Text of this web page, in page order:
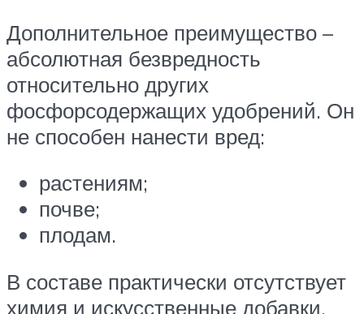
Дополнительное преимущество –
абсолютная безвредность
относительно других
фосфорсодержащих удобрений. Он
не способен нанести вред:
растениям;
почве;
плодам.
В составе практически отсутствует
химия и искусственные добавки.